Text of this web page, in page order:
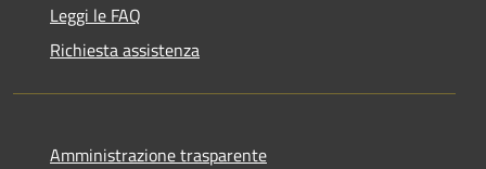
Leggi le FAQ
Richiesta assistenza
Amministrazione trasparente